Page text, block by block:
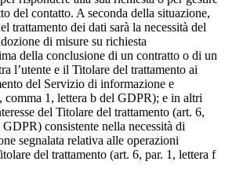
del contatto. A seconda della situazione,
trattamento dei dati sarà la necessità del
di misure su richiesta
della conclusione di un contratto o di un
l’utente e il Titolare del trattamento ai
del Servizio di informazione e
comma 1, lettera b del GDPR); e in altri
del Titolare del trattamento (art. 6,
consistente nella necessità di
segnalata relativa alle operazioni
del trattamento (art. 6, par. 1, lettera f